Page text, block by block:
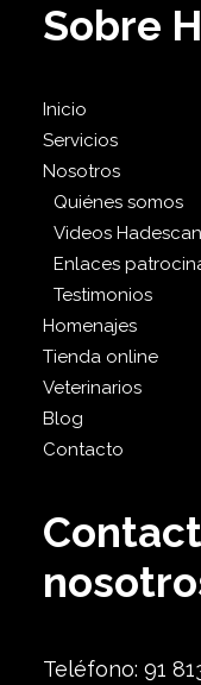
Sobre
Inicio
Servicios
Nosotros
Quiénes somos
Videos Hadescan
Enlaces
Testimonios
Homenajes
Tienda online
Veterinarios
Blog
Contacto
Teléfono: 91